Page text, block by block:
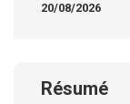
20/08/2026
Résumé